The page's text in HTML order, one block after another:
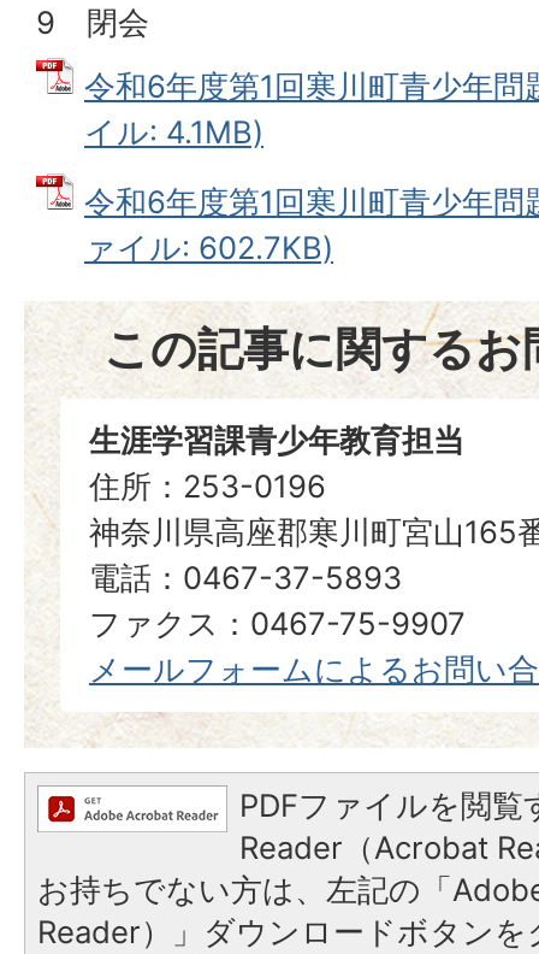
9 閉会
令和6年度第1回寒川町青少年問
イル: 4.1MB)
令和6年度第1回寒川町青少年問
ァイル: 602.7KB)
この記事に関するお
生涯学習課青少年教育担当
住所：253-0196
神奈川県高座郡寒川町宮山165
電話：0467-37-5893
ファクス：0467-75-9907
メールフォームによるお問い
PDFファイルを閲
Reader（Acrobat
お持ちでない方は、左記の「
Reader）」ダウンロードボタン